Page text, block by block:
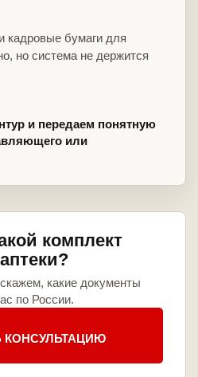
кадровые бумаги для
но система не держится
и передаем понятную
или
комплект
какие документы
по России.
КОНСУЛЬТАЦИЮ